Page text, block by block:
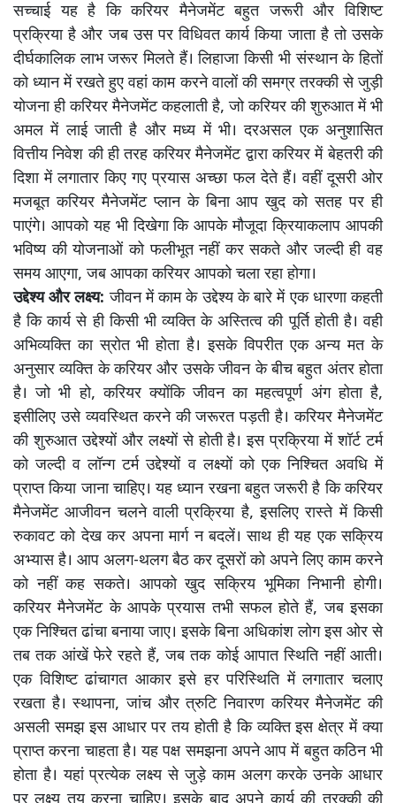
सच्चाई यह है कि करियर मैनेजमेंट बहुत जरूरी और विशिष्ट
प्रक्रिया है और जब उस पर विधिवत कार्य किया जाता है तो उसके
दीर्घकालिक लाभ जरूर मिलते हैं। लिहाजा किसी भी संस्थान के हितों
को ध्यान में रखते हुए वहां काम करने वालों की समग्र तरक्की से जुड़ी
योजना ही करियर मैनेजमेंट कहलाती है, जो करियर की शुरुआत में भी
अमल में लाई जाती है और मध्य में भी। दरअसल एक अनुशासित
वित्तीय निवेश की ही तरह करियर मैनेजमेंट द्वारा करियर में बेहतरी की
दिशा में लगातार किए गए प्रयास अच्छा फल देते हैं। वहीं दूसरी ओर
मजबूत करियर मैनेजमेंट प्लान के बिना आप खुद को सतह पर ही
पाएंगे। आपको यह भी दिखेगा कि आपके मौजूदा क्रियाकलाप आपकी
भविष्य की योजनाओं को फलीभूत नहीं कर सकते और जल्दी ही वह
समय आएगा, जब आपका करियर आपको चला रहा होगा।
उद्देश्य और लक्ष्य: जीवन में काम के उद्देश्य के बारे में एक धारणा कहती
है कि कार्य से ही किसी भी व्यक्ति के अस्तित्व की पूर्ति होती है। वही
अभिव्यक्ति का स्रोत भी होता है। इसके विपरीत एक अन्य मत के
अनुसार व्यक्ति के करियर और उसके जीवन के बीच बहुत अंतर होता
है। जो भी हो, करियर क्योंकि जीवन का महत्वपूर्ण अंग होता है,
इसीलिए उसे व्यवस्थित करने की जरूरत पड़ती है। करियर मैनेजमेंट
की शुरुआत उद्देश्यों और लक्ष्यों से होती है। इस प्रक्रिया में शॉर्ट टर्म
को जल्दी व लॉन्ग टर्म उद्देश्यों व लक्ष्यों को एक निश्चित अवधि में
प्राप्त किया जाना चाहिए। यह ध्यान रखना बहुत जरूरी है कि करियर
मैनेजमेंट आजीवन चलने वाली प्रक्रिया है, इसलिए रास्ते में किसी
रुकावट को देख कर अपना मार्ग न बदलें। साथ ही यह एक सक्रिय
अभ्यास है। आप अलग-थलग बैठ कर दूसरों को अपने लिए काम करने
को नहीं कह सकते। आपको खुद सक्रिय भूमिका निभानी होगी।
करियर मैनेजमेंट के आपके प्रयास तभी सफल होते हैं, जब इसका
एक निश्चित ढांचा बनाया जाए। इसके बिना अधिकांश लोग इस ओर से
तब तक आंखें फेरे रहते हैं, जब तक कोई आपात स्थिति नहीं आती।
एक विशिष्ट ढांचागत आकार इसे हर परिस्थिति में लगातार चलाए
रखता है। स्थापना, जांच और त्रुटि निवारण करियर मैनेजमेंट की
असली समझ इस आधार पर तय होती है कि व्यक्ति इस क्षेत्र में क्या
प्राप्त करना चाहता है। यह पक्ष समझना अपने आप में बहुत कठिन भी
होता है। यहां प्रत्येक लक्ष्य से जुड़े काम अलग करके उनके आधार